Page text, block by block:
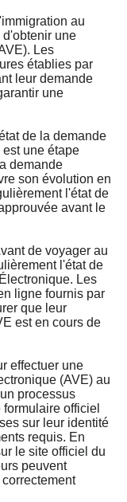
au
une
Les
établies par
leur demande
une
de la demande
une étape
demande
son évolution en
l'état de
avant le
de voyager au
l'état de
Les
ligne fournis par
que leur
est en cours de
effectuer une
(AVE) au
processus
officiel
sur leur identité
requis. En
le site officiel du
peuvent